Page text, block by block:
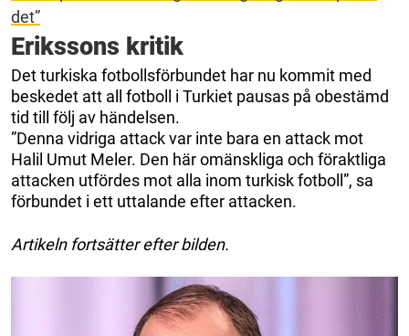
det”
Erikssons kritik
Det turkiska fotbollsförbundet har nu kommit med
beskedet att all fotboll i Turkiet pausas på obestämd
tid till följ av händelsen.
”Denna vidriga attack var inte bara en attack mot
Halil Umut Meler. Den här omänskliga och föraktliga
attacken utfördes mot alla inom turkisk fotboll”, sa
förbundet i ett uttalande efter attacken.
Artikeln fortsätter efter bilden.